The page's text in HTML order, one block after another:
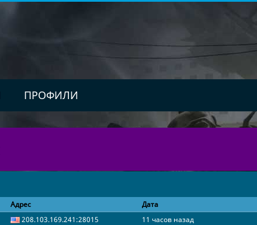
ПРОФИЛИ
Адрес
Дата
208.103.169.241:28015
11 часов назад